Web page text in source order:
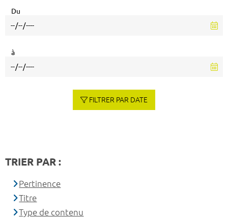
Du
à
FILTRER PAR DATE
TRIER PAR :
Pertinence
Titre
Type de contenu